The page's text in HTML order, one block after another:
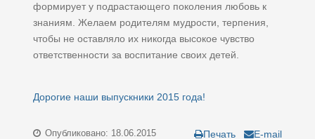
формирует у подрастающего поколения любовь к
знаниям. Желаем родителям мудрости, терпения,
чтобы не оставляло их никогда высокое чувство
ответственности за воспитание своих детей.
Дорогие наши выпускники 2015 года!
Печать E-mail
Опубликовано: 18.06.2015